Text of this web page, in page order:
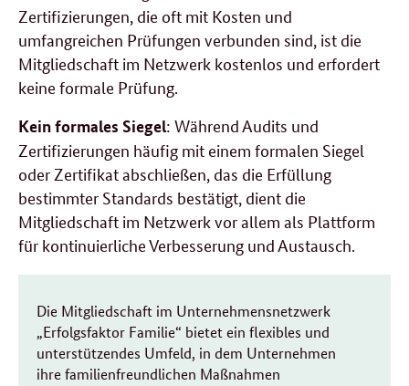
Zertifizierungen, die oft mit Kosten und
umfangreichen Prüfungen verbunden sind, ist die
Mitgliedschaft im Netzwerk kostenlos und erfordert
keine formale Prüfung.
Kein formales Siegel: Während Audits und
Zertifizierungen häufig mit einem formalen Siegel
oder Zertifikat abschließen, das die Erfüllung
bestimmter Standards bestätigt, dient die
Mitgliedschaft im Netzwerk vor allem als Plattform
für kontinuierliche Verbesserung und Austausch.
Die Mitgliedschaft im Unternehmensnetzwerk
„Erfolgsfaktor Familie“ bietet ein flexibles und
unterstützendes Umfeld, in dem Unternehmen
ihre familienfreundlichen Maßnahmen